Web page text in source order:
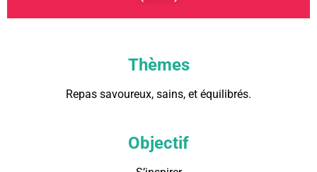
Thèmes
Repas savoureux, sains, et équilibrés.
Objectif